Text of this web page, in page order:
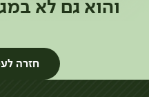
והוא גם לא
חזרה